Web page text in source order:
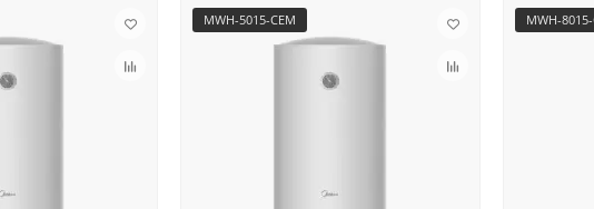
MWH-5015-CEM MWH-8015-